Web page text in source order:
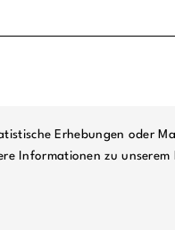
Erhebungen oder
Informationen zu